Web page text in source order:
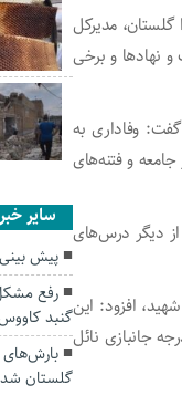
گلستان، مدیرکل
و نهادها و برخی
وفاداری به
و فتنه‌های
دیگر درس‌های
افزود: این
جانبازی نائل
سایر
پیش
رفع
گنبد
گلستان